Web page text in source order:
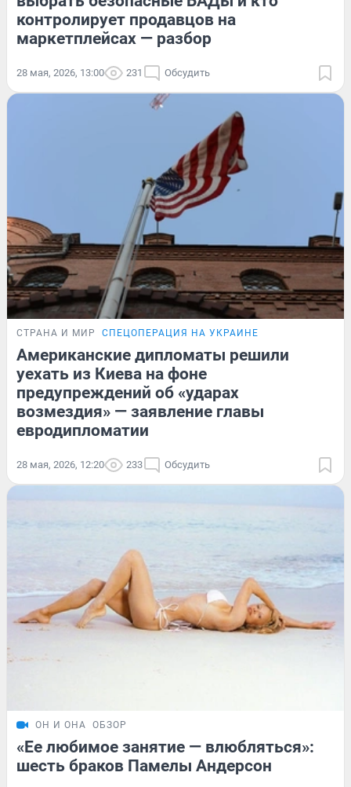
контролирует продавцов на
маркетплейсах — разбор
28 мая, 2026, 13:00 231 Обсудить
СТРАНА И МИР СПЕЦОПЕРАЦИЯ НА УКРАИНЕ
Американские дипломаты решили
уехать из Киева на фоне
предупреждений об «ударах
возмездия» — заявление главы
евродипломатии
28 мая, 2026, 12:20 233 Обсудить
ОН И ОНА ОБЗОР
«Ее любимое занятие — влюбляться»:
шесть браков Памелы Андерсон